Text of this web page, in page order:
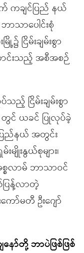
က် ကချင်ပြည် နယ်
သာပေါင်းစုံ
၌ ငြိမ်းချမ်းစွာ
င်းသည့် အစီအစဉ်
ငြိမ်းချမ်းစွာ
င် ယခင် ပြုလုပ်ခဲ့
ြည်နယ် အတွင်း
ျိုးနွယ်စုများ၊
စ္စလာမ် ဘာသာဝင်
ပြန့်လာတဲ့
ာ်မတီ ဦးဂျော်
ာ်တို့ ဘာပဲဖြစ်ဖြစ်